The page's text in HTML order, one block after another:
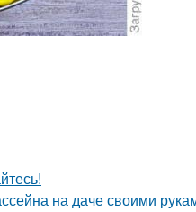
на даче своими